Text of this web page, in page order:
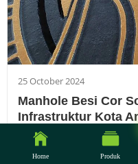
25 October 2024
Manhole Besi Cor
Infrastruktur Kota
Dalam dunia konstruksi,
komponen yang tak
Home Produk